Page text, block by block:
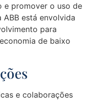
e promover o uso de
ABB está envolvida
para
de baixo
e colaborações